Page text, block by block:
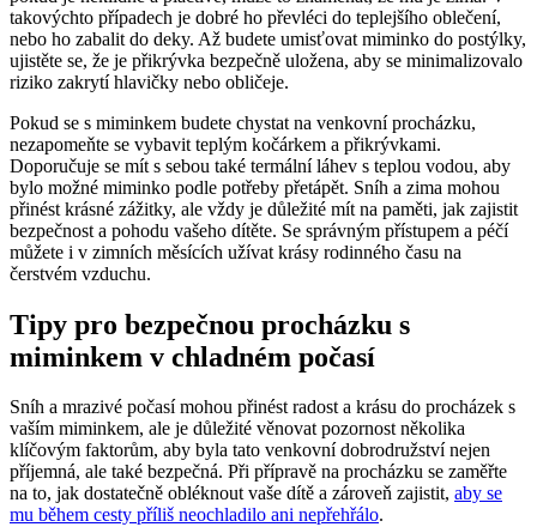
takovýchto případech je dobré ho převléci do teplejšího oblečení,
nebo ho zabalit do deky. Až budete umisťovat miminko do postýlky,
ujistěte se, že je přikrývka bezpečně uložena, aby se minimalizovalo
riziko zakrytí hlavičky nebo obličeje.
Pokud se s miminkem budete chystat na venkovní procházku,
nezapomeňte se vybavit teplým kočárkem a přikrývkami.
Doporučuje se mít s sebou také termální láhev s teplou vodou, aby
bylo možné miminko podle potřeby přetápět. Sníh a zima mohou
přinést krásné zážitky, ale vždy je důležité mít na paměti, jak zajistit
bezpečnost a pohodu vašeho dítěte. Se správným přístupem a péčí
můžete i v zimních měsících užívat krásy rodinného času na
čerstvém vzduchu.
Tipy pro bezpečnou procházku s
miminkem v chladném počasí
Sníh a mrazivé počasí mohou přinést radost a krásu do procházek s
vaším miminkem, ale je důležité věnovat pozornost několika
klíčovým faktorům, aby byla tato venkovní dobrodružství nejen
příjemná, ale také bezpečná. Při přípravě na procházku se zaměřte
na to, jak dostatečně obléknout vaše dítě a zároveň zajistit, aby se
mu během cesty příliš neochladilo ani nepřehřálo.